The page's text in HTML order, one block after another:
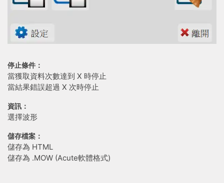
停止條件：
當獲取資料次數達到 X 時停止
當結果錯誤超過 X 次時停止
資訊：
選擇波形
儲存檔案：
儲存為 HTML
儲存為 .MOW (Acute軟體格式)